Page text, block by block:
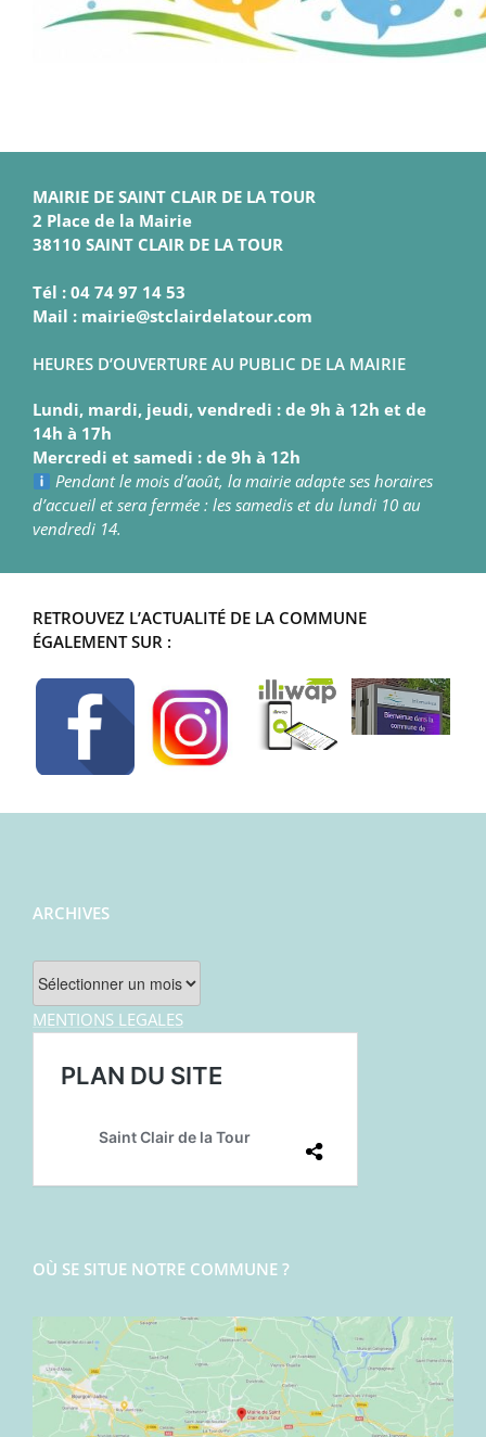
MAIRIE DE SAINT CLAIR DE LA TOUR
2 Place de la Mairie
38110 SAINT CLAIR DE LA TOUR
Tél : 04 74 97 14 53
Mail : mairie@stclairdelatour.com
HEURES D’OUVERTURE AU PUBLIC DE LA MAIRIE
Lundi, mardi, jeudi, vendredi : de 9h à 12h et de
14h à 17h
Mercredi et samedi : de 9h à 12h
Pendant le mois d’août, la mairie adapte ses horaires
d’accueil et sera fermée : les samedis et du lundi 10 au
vendredi 14.
RETROUVEZ L’ACTUALITÉ DE LA COMMUNE
ÉGALEMENT SUR :
ARCHIVES
Archives
MENTIONS LEGALES
OÙ SE SITUE NOTRE COMMUNE ?